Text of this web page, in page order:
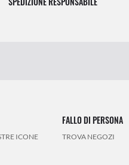
ICONE
FALLO DI PERSONA
TROVA NEGOZI